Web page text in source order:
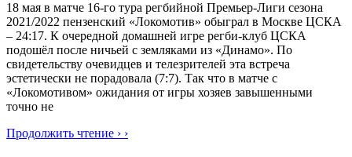
18 мая в матче 16-го тура регбийной Премьер-Лиги сезона
2021/2022 пензенский «Локомотив» обыграл в Москве ЦСКА
– 24:17. К очередной домашней игре регби-клуб ЦСКА
подошёл после ничьей с земляками из «Динамо». По
свидетельству очевидцев и телезрителей эта встреча
эстетически не порадовала (7:7). Так что в матче с
«Локомотивом» ожидания от игры хозяев завышенными
точно не
Продолжить чтение › ›